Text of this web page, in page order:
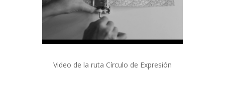
Video de la ruta Círculo de Expresión